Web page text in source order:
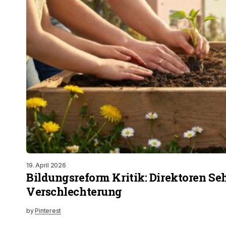
19. April 2026
Bildungsreform Kritik: Direktoren
Verschlechterung
byPinterest